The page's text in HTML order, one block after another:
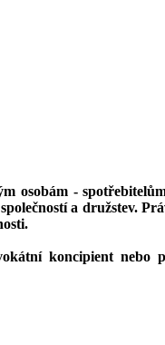
-
a družstev.
koncipient nebo